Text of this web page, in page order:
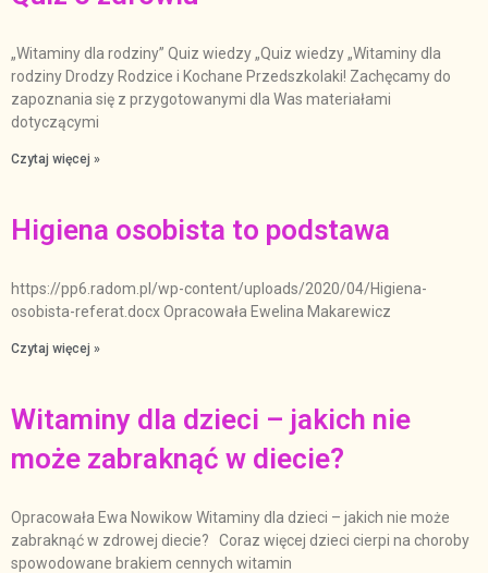
„Witaminy dla rodziny” Quiz wiedzy „Quiz wiedzy „Witaminy dla
rodziny Drodzy Rodzice i Kochane Przedszkolaki! Zachęcamy do
zapoznania się z przygotowanymi dla Was materiałami
dotyczącymi
Czytaj więcej »
Higiena osobista to podstawa
https://pp6.radom.pl/wp-content/uploads/2020/04/Higiena-
osobista-referat.docx Opracowała Ewelina Makarewicz
Czytaj więcej »
Witaminy dla dzieci – jakich nie
może zabraknąć w diecie?
Opracowała Ewa Nowikow Witaminy dla dzieci – jakich nie może
zabraknąć w zdrowej diecie? Coraz więcej dzieci cierpi na choroby
spowodowane brakiem cennych witamin